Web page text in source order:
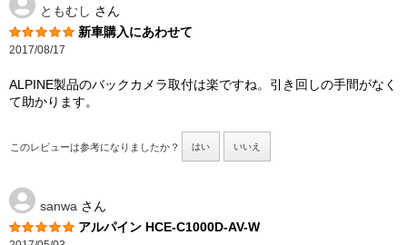
ともむし さん
新車購入にあわせて
2017/08/17
ALPINE製品のバックカメラ取付は楽ですね。引き回しの手間がなく
て助かります。
このレビューは参考になりましたか？ はい いいえ
sanwa さん
アルパイン HCE-C1000D-AV-W